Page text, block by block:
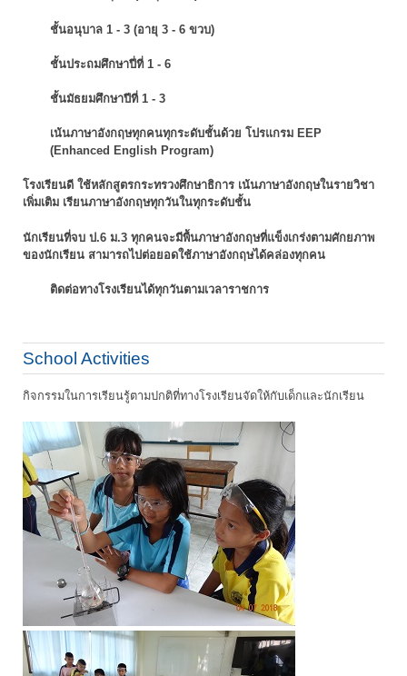
ชั้นอนุบาล 1 - 3 (อายุ 3 - 6 ขวบ)
ชั้นประถมศึกษาปี่ที่ 1 - 6
ชั้นมัธยมศึกษาปีที่ 1 - 3
เน้นภาษาอังกฤษทุกคนทุกระดับชั้นด้วย โปรแกรม EEP
(Enhanced English Program)
โรงเรียนดี ใช้หลักสูตรกระทรวงศึกษาธิการ เน้นภาษาอังกฤษในรายวิชา
เพิ่มเติม เรียนภาษาอังกฤษทุกวันในทุกระดับชั้น
นักเรียนที่จบ ป.6 ม.3 ทุกคนจะมีพื้นภาษาอังกฤษที่แข็งเกร่งตามศักยภาพ
ของนักเรียน สามารถไปต่อยอดใช้ภาษาอังกฤษได้คล่องทุกคน
ติดต่อทางโรงเรียนได้ทุกวันตามเวลาราชการ
School Activities
กิจกรรมในการเรียนรู้ตามปกติที่ทางโรงเรียนจัดให้กับเด็กและนักเรียน